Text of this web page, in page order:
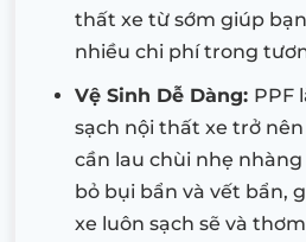
thất xe từ sớm giúp
nhiều chi phí trong
Vệ Sinh Dễ Dàng: PPF
sạch nội thất xe trở
cần lau chùi nhẹ
bỏ bụi bẩn và vết bẩn,
xe luôn sạch sẽ và